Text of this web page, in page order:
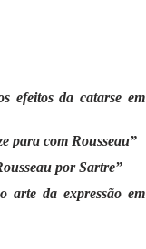
efeitos da catarse em
para com Rousseau”
por Sartre”
arte da expressão em